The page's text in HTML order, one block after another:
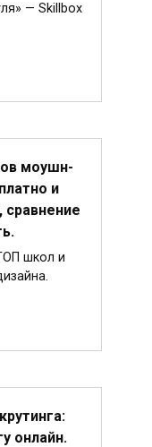
— Skillbox
моушн-
и
сравнение
школ и
онлайн.